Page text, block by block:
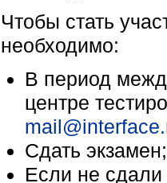
Чтобы стать
необходимо:
В период
центре
Сдать экзамен;
Если не сдали